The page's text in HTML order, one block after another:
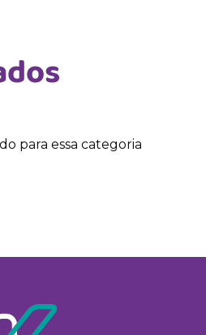
para essa categoria